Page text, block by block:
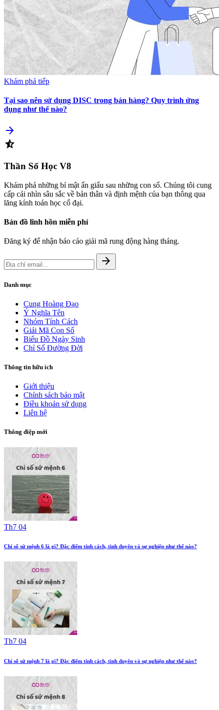
Khám phá tiếp
Tại sao nên sử dụng DISC trong bán hàng? Quy trình ứng
dụng như thế nào?
arrow_forward
star_half
Thần Số Học V8
Khám phá những bí mật ẩn giấu sau những con số. Chúng tôi cung
cấp cái nhìn sâu sắc về bản thân và định mệnh của bạn thông qua
lăng kính toán học cổ đại.
Bản đồ linh hồn miễn phí
Đăng ký để nhận báo cáo giải mã rung động hàng tháng.
arrow_forward
Danh mục
Cung Hoàng Đạo
Ý Nghĩa Tên
Nhóm Tính Cách
Giải Mã Con Số
Biểu Đồ Ngày Sinh
Chỉ Số Đường Đời
Thông tin hữu ích
Giới thiệu
Chính sách bảo mật
Điều khoản sử dụng
Liên hệ
Thông điệp mới
Th7 04
Chỉ số sứ mệnh 6 là gì? Đặc điểm tính cách, tình duyên và sự nghiệp như thế nào?
Th7 04
Chỉ số sứ mệnh 7 là gì? Đặc điểm tính cách, tình duyên và sự nghiệp như thế nào?